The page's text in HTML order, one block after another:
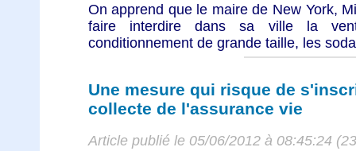
On apprend que le maire de New York,
faire interdire dans sa ville la
conditionnement de grande taille, les
Une mesure qui risque de
collecte de l'assurance vie
Article publié le 05/06/2012 à 08:45:24